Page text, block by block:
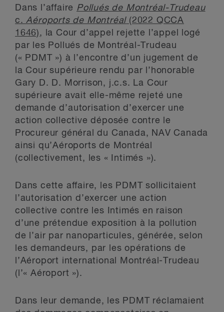
Dans l’affaire Pollués de Montréal-Trudeau
c.Aéroports de Montréal(2022 QCCA
1646), la Cour d’appel rejette l’appel logé
par les Pollués de Montréal-Trudeau
(« PDMT ») à l’encontre d’un jugement de
la Cour supérieure rendu par l’honorable
Gary D. D. Morrison, j.c.s. La Cour
supérieure avait elle-même rejeté une
demande d’autorisation d’exercer une
action collective déposée contre le
Procureur général du Canada, NAV Canada
ainsi qu’Aéroports de Montréal
(collectivement, les « Intimés »).
Dans cette affaire, les PDMT sollicitaient
l’autorisation d’exercer une action
collective contre les Intimés en raison
d’une prétendue exposition à la pollution
de l’air par nanoparticules, générée, selon
les demandeurs, par les opérations de
l’Aéroport international Montréal-Trudeau
(l’« Aéroport »).
Dans leur demande, les PDMT réclamaient